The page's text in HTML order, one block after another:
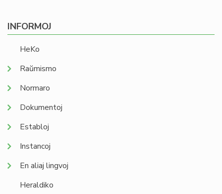
INFORMOJ
HeKo
Raŭmismo
Normaro
Dokumentoj
Establoj
Instancoj
En aliaj lingvoj
Heraldiko